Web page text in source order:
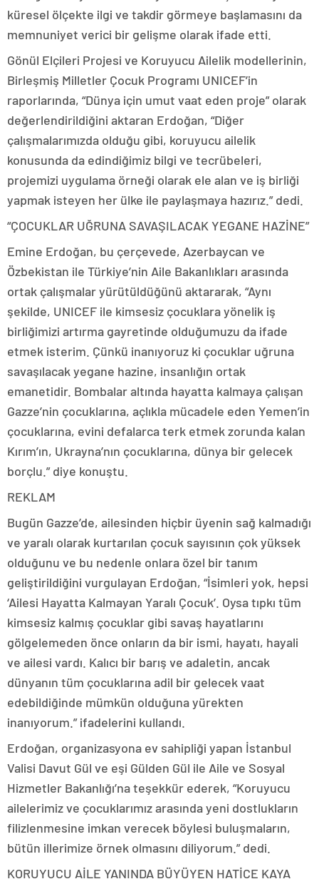
küresel ölçekte ilgi ve takdir görmeye başlamasını da
memnuniyet verici bir gelişme olarak ifade etti.
Gönül Elçileri Projesi ve Koruyucu Ailelik modellerinin,
Birleşmiş Milletler Çocuk Programı UNICEF’in
raporlarında, “Dünya için umut vaat eden proje” olarak
değerlendirildiğini aktaran Erdoğan, “Diğer
çalışmalarımızda olduğu gibi, koruyucu ailelik
konusunda da edindiğimiz bilgi ve tecrübeleri,
projemizi uygulama örneği olarak ele alan ve iş birliği
yapmak isteyen her ülke ile paylaşmaya hazırız.” dedi.
“ÇOCUKLAR UĞRUNA SAVAŞILACAK YEGANE HAZİNE”
Emine Erdoğan, bu çerçevede, Azerbaycan ve
Özbekistan ile Türkiye’nin Aile Bakanlıkları arasında
ortak çalışmalar yürütüldüğünü aktararak, “Aynı
şekilde, UNICEF ile kimsesiz çocuklara yönelik iş
birliğimizi artırma gayretinde olduğumuzu da ifade
etmek isterim. Çünkü inanıyoruz ki çocuklar uğruna
savaşılacak yegane hazine, insanlığın ortak
emanetidir. Bombalar altında hayatta kalmaya çalışan
Gazze’nin çocuklarına, açlıkla mücadele eden Yemen’in
çocuklarına, evini defalarca terk etmek zorunda kalan
Kırım’ın, Ukrayna’nın çocuklarına, dünya bir gelecek
borçlu.” diye konuştu.
REKLAM
Bugün Gazze’de, ailesinden hiçbir üyenin sağ kalmadığı
ve yaralı olarak kurtarılan çocuk sayısının çok yüksek
olduğunu ve bu nedenle onlara özel bir tanım
geliştirildiğini vurgulayan Erdoğan, “İsimleri yok, hepsi
‘Ailesi Hayatta Kalmayan Yaralı Çocuk’. Oysa tıpkı tüm
kimsesiz kalmış çocuklar gibi savaş hayatlarını
gölgelemeden önce onların da bir ismi, hayatı, hayali
ve ailesi vardı. Kalıcı bir barış ve adaletin, ancak
dünyanın tüm çocuklarına adil bir gelecek vaat
edebildiğinde mümkün olduğuna yürekten
inanıyorum.” ifadelerini kullandı.
Erdoğan, organizasyona ev sahipliği yapan İstanbul
Valisi Davut Gül ve eşi Gülden Gül ile Aile ve Sosyal
Hizmetler Bakanlığı’na teşekkür ederek, “Koruyucu
ailelerimiz ve çocuklarımız arasında yeni dostlukların
filizlenmesine imkan verecek böylesi buluşmaların,
bütün illerimize örnek olmasını diliyorum.” dedi.
KORUYUCU AİLE YANINDA BÜYÜYEN HATİCE KAYA